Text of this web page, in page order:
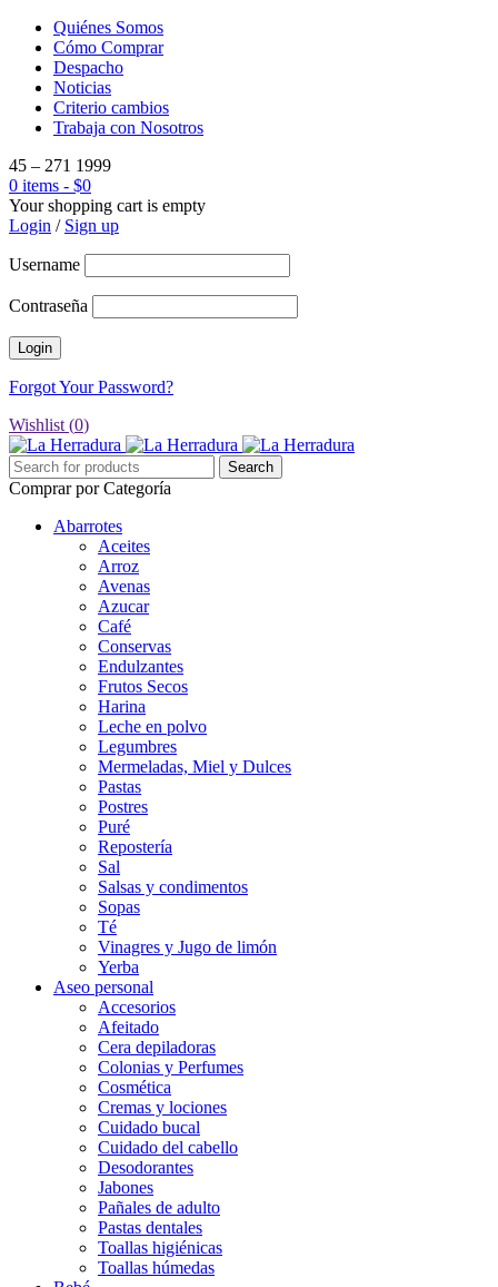
Quiénes Somos
Cómo Comprar
Despacho
Noticias
Criterio cambios
Trabaja con Nosotros
45 – 271 1999
0 items - $0
Your shopping cart is empty
Login / Sign up
Username
Contraseña
Forgot Your Password?
Wishlist (0)
Comprar por Categoría
Abarrotes
Aceites
Arroz
Avenas
Azucar
Café
Conservas
Endulzantes
Frutos Secos
Harina
Leche en polvo
Legumbres
Mermeladas, Miel y Dulces
Pastas
Postres
Puré
Repostería
Sal
Salsas y condimentos
Sopas
Té
Vinagres y Jugo de limón
Yerba
Aseo personal
Accesorios
Afeitado
Cera depiladoras
Colonias y Perfumes
Cosmética
Cremas y lociones
Cuidado bucal
Cuidado del cabello
Desodorantes
Jabones
Pañales de adulto
Pastas dentales
Toallas higiénicas
Toallas húmedas